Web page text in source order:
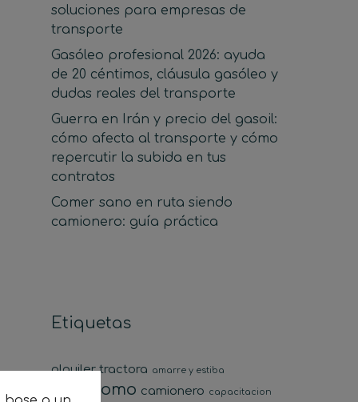
soluciones para empresas de
transporte
Gasóleo profesional 2026: ayuda
de 20 céntimos, cláusula gasóleo y
dudas reales del transporte
Guerra en Irán y precio del gasoil:
cómo afecta al transporte y cómo
repercutir la subida en tus
contratos
Comer sano en ruta siendo
camionero: guía práctica
Etiquetas
alquiler tractora amarre y estiba
autonomo camionero capacitacion